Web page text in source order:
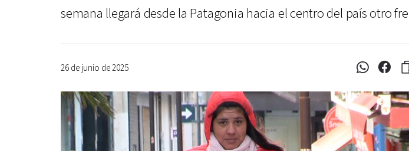
semana llegará desde la Patagonia hacia el centro del país otro
26 de junio de 2025